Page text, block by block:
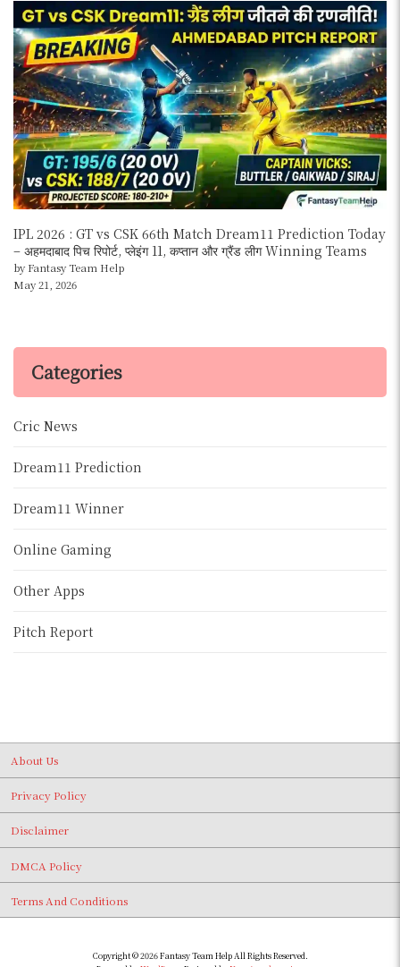
IPL 2026 : GT vs CSK 66th Match Dream11 Prediction Today
– अहमदाबाद पिच रिपोर्ट, प्लेइंग 11, कप्तान और ग्रैंड लीग Winning Teams
by Fantasy Team Help
May 21, 2026
Categories
Cric News
Dream11 Prediction
Dream11 Winner
Online Gaming
Other Apps
Pitch Report
About Us
Privacy Policy
Disclaimer
DMCA Policy
Terms And Conditions
Copyright © 2026 Fantasy Team Help All Rights Reserved.